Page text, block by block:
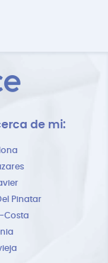
de mi:
Pinatar
Costa